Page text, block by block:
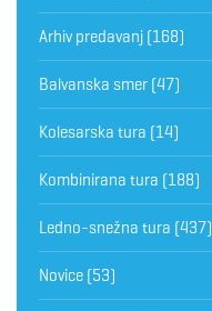
Arhiv predavanj (168)
Balvanska smer (47)
Kolesarska tura (14)
Kombinirana tura (188)
Ledno-snežna tura (437)
Novice (53)